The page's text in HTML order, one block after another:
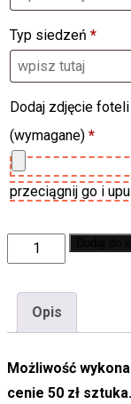
Typ siedzeń *
Dodaj zdjęcie foteli
(wymagane) *
przeciągnij go i
VOLVO
POKROWCE
9
KOLORÓW
Opis
Możliwość
cenie 50 zł sztuka.